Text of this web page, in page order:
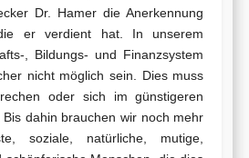
Dr. Hamer die Anerkennung
er verdient hat. In unserem
, Bildungs- und Finanzsystem
nicht möglich sein. Dies muss
oder sich im günstigeren
dahin brauchen wir noch mehr
soziale, natürliche, mutige,